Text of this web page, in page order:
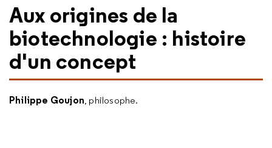
Aux origines de la
biotechnologie : histoire
d'un concept
Philippe Goujon, philosophe.